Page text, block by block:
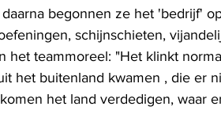
begonnen ze het 'bedrijf'
schijnschieten,
het teammoreel: "Het klinkt
het buitenland kwamen , die er
het land verdedigen, waar